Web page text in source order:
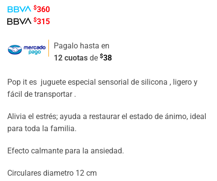
$360
$315
Pagalo hasta en
12 cuotas de $38
Pop it es juguete especial sensorial de silicona , ligero y
fácil de transportar .
Alivia el estrés; ayuda a restaurar el estado de ánimo, ideal
para toda la familia.
Efecto calmante para la ansiedad.
Circulares diametro 12 cm